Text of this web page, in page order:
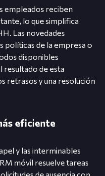
empleados reciben
lo que simplifica
Las novedades
políticas de la empresa o
disponibles
de esta
retrasos y una resolución
eficiente
y las interminables
móvil resuelve tareas